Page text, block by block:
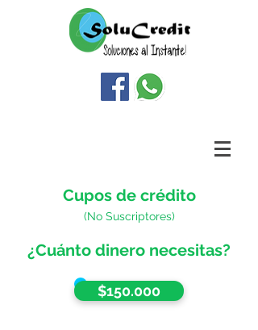
Cupos de crédito
(No Suscriptores)
¿Cuánto dinero necesitas?
$150.000